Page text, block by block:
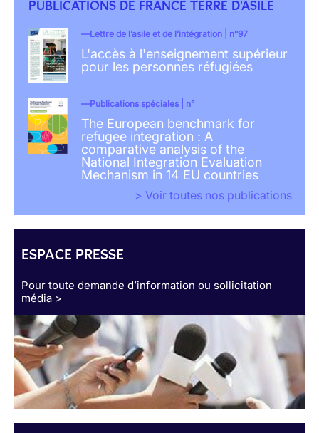
PUBLICATIONS DE FRANCE TERRE D'ASILE
Lettre de l’asile et de l’intégration | n°97
L'accès à l'enseignement supérieur
pour les personnes réfugiées
Publications spéciales | n°
The European benchmark for
refugee integration : A
comparative analysis of the
National Integration Evaluation
Mechanism in 14 EU countries
> Voir toutes nos publications
ESPACE PRESSE
Pour toute demande d’information ou sollicitation
média >